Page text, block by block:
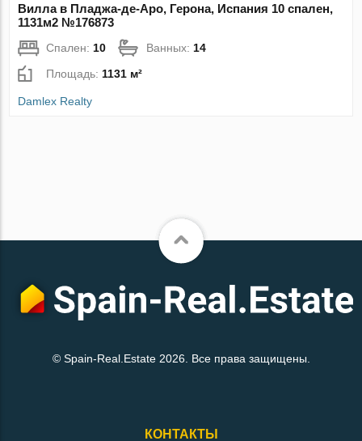
Вилла в Пладжа-де-Аро, Герона, Испания 10 спален,
1131м2 №176873
Спален: 10 Ванных: 14
Площадь: 1131 м²
Damlex Realty
© Spain-Real.Estate 2026. Все права защищены.
КОНТАКТЫ